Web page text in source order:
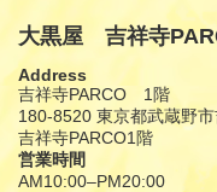
大黒屋 吉祥寺
Address
吉祥寺PARCO 1階
180-8520 東京都武蔵野
吉祥寺PARCO1階
営業時間
AM10:00–PM20:00